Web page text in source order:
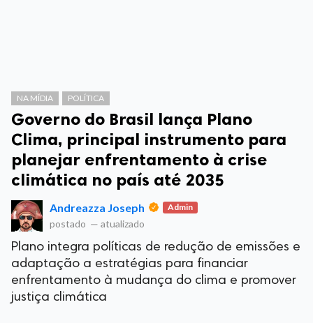
NA MÍDIA POLÍTICA
Governo do Brasil lança Plano
Clima, principal instrumento para
planejar enfrentamento à crise
climática no país até 2035
Andreazza Joseph Admin
postado — atualizado
Plano integra políticas de redução de emissões e
adaptação a estratégias para financiar
enfrentamento à mudança do clima e promover
justiça climática